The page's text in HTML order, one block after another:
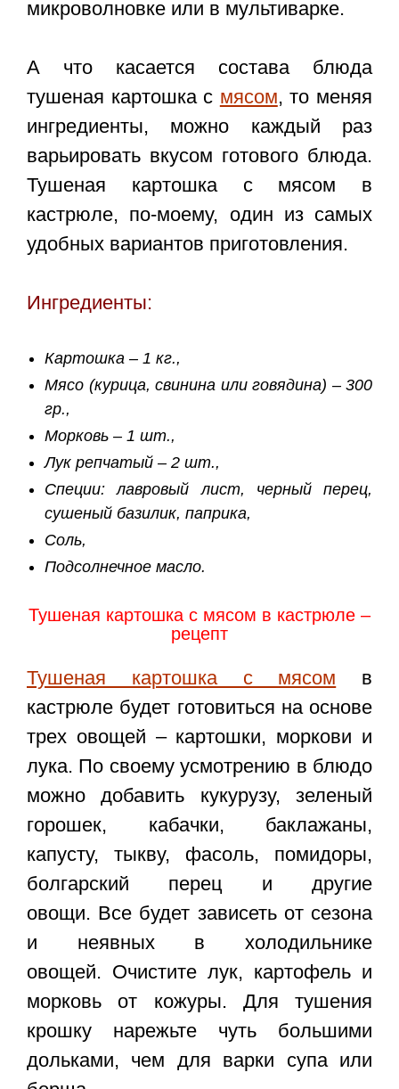
микроволновке или в мультиварке.
А что касается состава блюда
тушеная картошка с мясом, то меняя
ингредиенты, можно каждый раз
варьировать вкусом готового блюда.
Тушеная картошка с мясом в
кастрюле, по-моему, один из самых
удобных вариантов приготовления.
Ингредиенты:
Картошка – 1 кг.,
Мясо (курица, свинина или говядина) – 300
гр.,
Морковь – 1 шт.,
Лук репчатый – 2 шт.,
Специи: лавровый лист, черный перец,
сушеный базилик, паприка,
Соль,
Подсолнечное масло.
Тушеная картошка с мясом в кастрюле –
рецепт
Тушеная картошка с мясом в
кастрюле будет готовиться на основе
трех овощей – картошки, моркови и
лука. По своему усмотрению в блюдо
можно добавить кукурузу, зеленый
горошек, кабачки, баклажаны,
капусту, тыкву, фасоль, помидоры,
болгарский перец и другие
овощи. Все будет зависеть от сезона
и неявных в холодильнике
овощей. Очистите лук, картофель и
морковь от кожуры. Для тушения
крошку нарежьте чуть большими
дольками, чем для варки супа или